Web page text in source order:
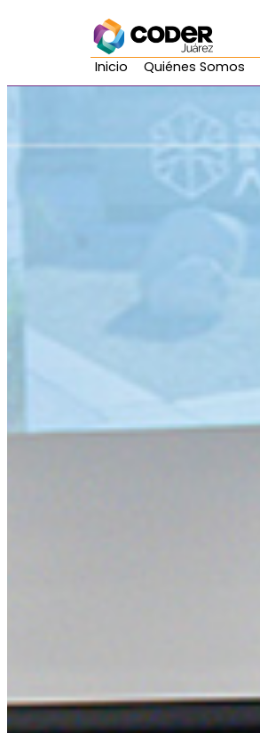
Inicio Quiénes Somos